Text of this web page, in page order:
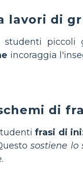
lavori di
studenti
incoraggia
di
frasi di
sostiene lo